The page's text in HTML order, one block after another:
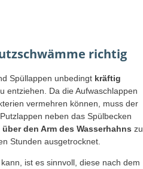
richtig
Spüllappen unbedingt kräftig
entziehen. Da die Aufwaschlappen
vermehren können, muss der
neben das Spülbecken
über den Arm des Wasserhahns zu
Stunden ausgetrocknet.
ist es sinnvoll, diese nach dem